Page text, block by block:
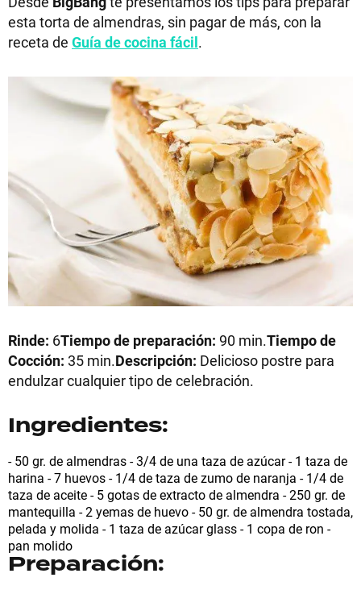
esta torta de almendras, sin pagar de más, con la
receta de Guía de cocina fácil.
Rinde: 6Tiempo de preparación: 90 min.Tiempo de
Cocción: 35 min.Descripción: Delicioso postre para
endulzar cualquier tipo de celebración.
Ingredientes:
- 50 gr. de almendras - 3/4 de una taza de azúcar - 1 taza de
harina - 7 huevos - 1/4 de taza de zumo de naranja - 1/4 de
taza de aceite - 5 gotas de extracto de almendra - 250 gr. de
mantequilla - 2 yemas de huevo - 50 gr. de almendra tostada,
pelada y molida - 1 taza de azúcar glass - 1 copa de ron -
pan molido
Preparación: